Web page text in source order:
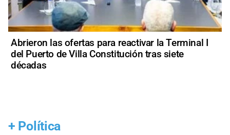
Abrieron las ofertas para reactivar la Terminal I
del Puerto de Villa Constitución tras siete
décadas
+ Política